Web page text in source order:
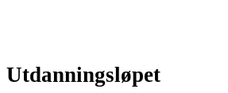
Utdanningsløpet